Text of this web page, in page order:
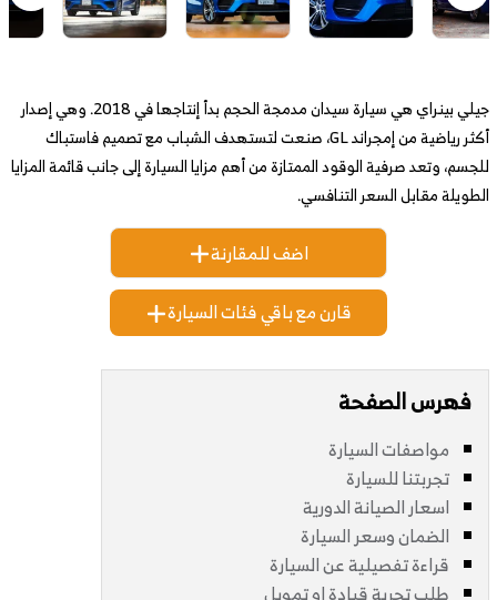
جيلي بينراي هي سيارة سيدان مدمجة الحجم بدأ إنتاجها في 2018. وهي إصدار
أكثر رياضية من إمجراند GL، صنعت لتستهدف الشباب مع تصميم فاستباك
للجسم، وتعد صرفية الوقود الممتازة من أهم مزايا السيارة إلى جانب قائمة المزايا
الطويلة مقابل السعر التنافسي.
اضف للمقارنة
قارن مع باقي فئات السيارة
فهرس الصفحة
مواصفات السيارة
تجربتنا للسيارة
اسعار الصيانة الدورية
الضمان وسعر السيارة
قراءة تفصيلية عن السيارة
طلب تجربة قيادة او تمويل